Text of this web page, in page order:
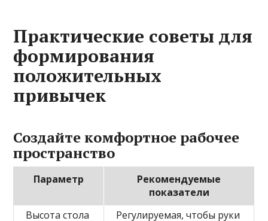
Практические советы для
формирования
положительных
привычек
Создайте комфортное рабочее
пространство
Параметр
Рекомендуемые
показатели
Высота стола
Регулируемая, чтобы руки